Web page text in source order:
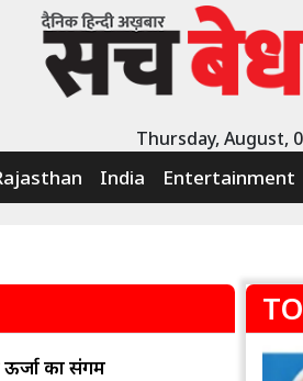
Thursday, August,
India Entertainment
का संगम